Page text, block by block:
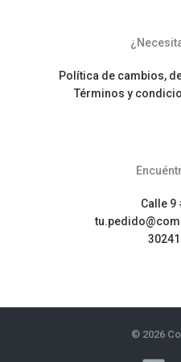
Política de cambios,
Términos y
Calle 9
© 2026